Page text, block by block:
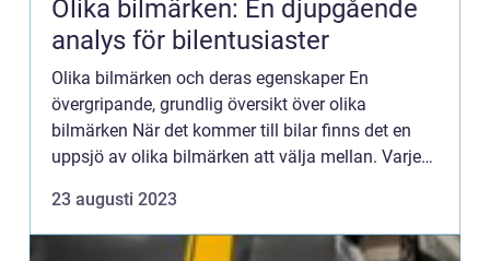
Olika bilmärken: En djupgående
analys för bilentusiaster
Olika bilmärken och deras egenskaper En
övergripande, grundlig översikt över olika
bilmärken När det kommer till bilar finns det en
uppsjö av olika bilmärken att välja mellan. Varje
som tilltalar olika t...
23 augusti 2023